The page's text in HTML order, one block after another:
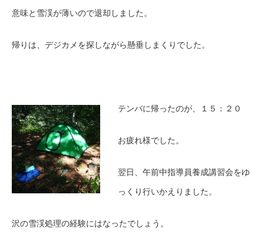
意味と雪渓が薄いので退却しました。
帰りは、デジカメを探しながら懸垂しまくりでした。
テンバに帰ったのが、１５：２０
お疲れ様でした。
翌日、午前中指導員養成講習会をゆ
っくり行いかえりました。
沢の雪渓処理の経験にはなったでしょう。